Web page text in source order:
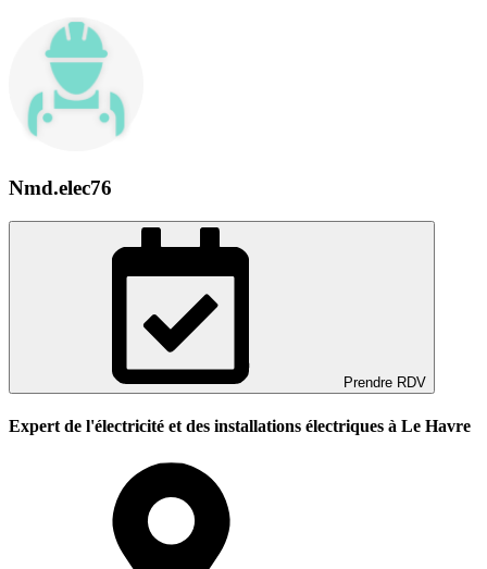
Nmd.elec76
Prendre RDV
Expert de l'électricité et des installations électriques à Le Havre